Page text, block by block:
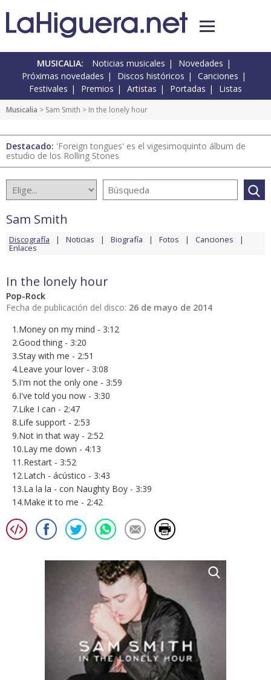
MUSICALIA: Noticias musicales
Novedades
Próximas novedades
Discos históricos
Canciones
Festivales
Premios Artistas Portadas Listas
Musicalia > Sam Smith > In the lonely hour
Destacado: 'Foreign tongues' es el vigesimoquinto álbum de
estudio de los Rolling Stones
Sam Smith
Discografía Noticias Biografía Fotos Canciones
Enlaces
In the lonely hour
Pop-Rock
Fecha de publicación del disco: 26 de mayo de 2014
1.Money on my mind - 3:12
2.Good thing - 3:20
3.Stay with me - 2:51
4.Leave your lover - 3:08
5.I'm not the only one - 3:59
6.I've told you now - 3:30
7.Like I can - 2:47
8.Life support - 2:53
9.Not in that way - 2:52
10.Lay me down - 4:13
11.Restart - 3:52
12.Latch - ácústico - 3:43
13.La la la - con Naughty Boy - 3:39
14.Make it to me - 2:42